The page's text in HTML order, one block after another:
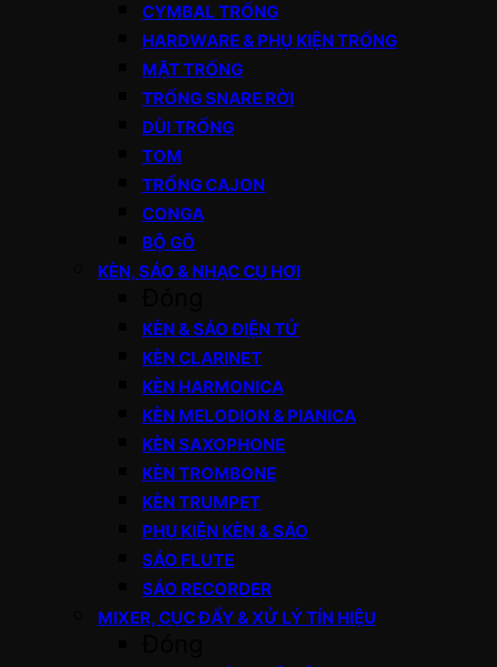
CYMBAL TRỐNG
HARDWARE & PHỤ KIỆN TRỐNG
MẶT TRỐNG
TRỐNG SNARE RỜI
DÙI TRỐNG
TOM
TRỐNG CAJON
CONGA
BỘ GÕ
KÈN, SÁO & NHẠC CỤ HƠI
KÈN & SÁO ĐIỆN TỬ
KÈN CLARINET
KÈN HARMONICA
KÈN MELODION & PIANICA
KÈN SAXOPHONE
KÈN TROMBONE
KÈN TRUMPET
PHỤ KIỆN KÈN & SÁO
SÁO FLUTE
SÁO RECORDER
MIXER, CỤC ĐẨY & XỬ LÝ TÍN HIỆU